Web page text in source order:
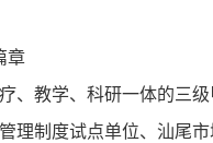
章
、教学、科研一体的三
理制度试点单位、汕尾